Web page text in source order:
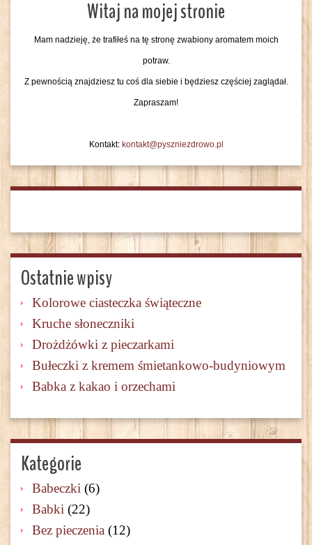
Witaj na mojej stronie
Mam nadzieję, że trafiłeś na tę stronę zwabiony aromatem moich
potraw.
Z pewnością znajdziesz tu coś dla siebie i będziesz częściej zaglądał.
Zapraszam!
Kontakt: kontakt@pyszniezdrowo.pl
Ostatnie wpisy
Kolorowe ciasteczka świąteczne
Kruche słoneczniki
Drożdżówki z pieczarkami
Bułeczki z kremem śmietankowo-budyniowym
Babka z kakao i orzechami
Kategorie
Babeczki (6)
Babki (22)
Bez pieczenia (12)